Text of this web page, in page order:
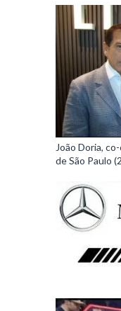
João Doria,
de São Paulo